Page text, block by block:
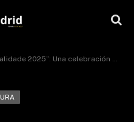
grandes nombres del presente con el escenario preparado para el Casino Estoril